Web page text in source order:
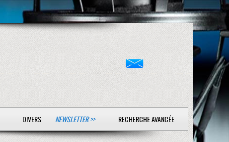
DIVERS NEWSLETTER >> RECHERCHE AVANCÉE